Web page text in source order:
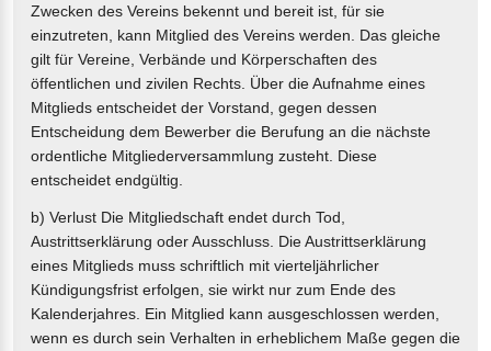
Zwecken des Vereins bekennt und bereit ist, für sie
einzutreten, kann Mitglied des Vereins werden. Das gleiche
gilt für Vereine, Verbände und Körperschaften des
öffentlichen und zivilen Rechts. Über die Aufnahme eines
Mitglieds entscheidet der Vorstand, gegen dessen
Entscheidung dem Bewerber die Berufung an die nächste
ordentliche Mitgliederversammlung zusteht. Diese
entscheidet endgültig.
b) Verlust Die Mitgliedschaft endet durch Tod,
Austrittserklärung oder Ausschluss. Die Austrittserklärung
eines Mitglieds muss schriftlich mit vierteljährlicher
Kündigungsfrist erfolgen, sie wirkt nur zum Ende des
Kalenderjahres. Ein Mitglied kann ausgeschlossen werden,
wenn es durch sein Verhalten in erheblichem Maße gegen die